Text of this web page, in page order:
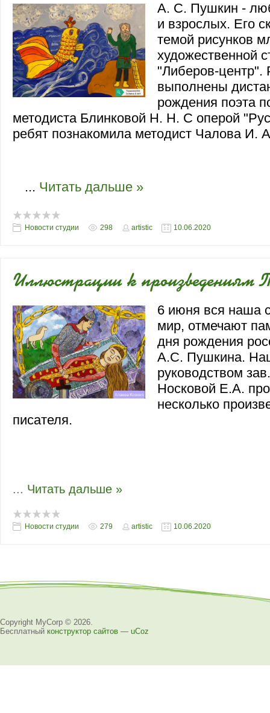
А. С. Пушкин -
и взрослых. Его
темой рисунков
художественной
"Либеров-центр".
выполнены
рождения поэта
методиста Блинковой Н. Н. С оперой
ребят познакомила методист Чалова И.
... Читать дальше »
Новости студии 298 artistic 10.06.2020
Иллюстрации к произведениям
6 июня вся наша
мир, отмечают
дня рождения
А.С. Пушкина.
руководством
Носковой Е.А.
несколько
писателя.
... Читать дальше »
Новости студии 279 artistic 10.06.2020
Copyright MyCorp © 2026
Бесплатный конструктор сайтов — uCoz